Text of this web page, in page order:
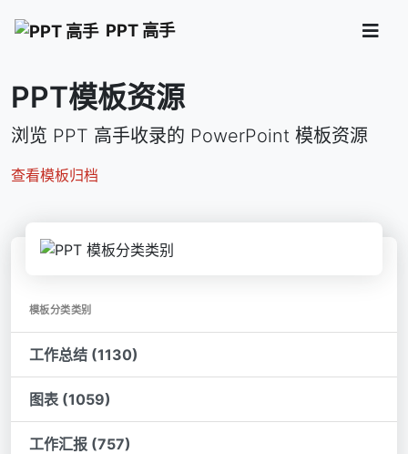
PPT 高手
PPT模板资源
浏览 PPT 高手收录的 PowerPoint 模板资源
查看模板归档
模板分类类别
工作总结 (1130)
图表 (1059)
工作汇报 (757)